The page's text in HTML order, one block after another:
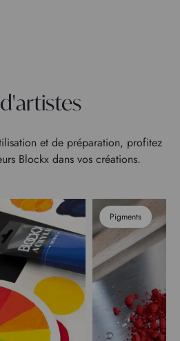
et de préparation, profitez
Blockx dans vos créations.
Pigments